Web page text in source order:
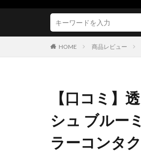
HOME 商品レビュー
【口コミ】
シュ ブルー
ラーコンタ